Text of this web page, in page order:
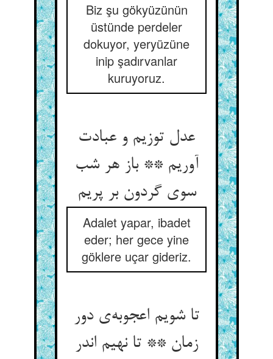
Biz şu gökyüzünün
üstünde perdeler
dokuyor, yeryüzüne
inip şadırvanlar
kuruyoruz.
عدل توزیم و عبادت
آوریم ** باز هر شب
سوی گردون بر پریم‌‌
Adalet yapar, ibadet
eder; her gece yine
göklere uçar gideriz.
تا شویم اعجوبه‌‌ی دور
زمان ** تا نهیم اندر